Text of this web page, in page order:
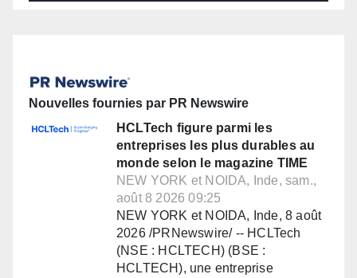
Nouvelles fournies par PR Newswire
HCLTech figure parmi les
entreprises les plus durables au
monde selon le magazine TIME
NEW YORK et NOIDA, Inde, sam.,
août 8 2026 09:25
NEW YORK et NOIDA, Inde, 8 août
2026 /PRNewswire/ -- HCLTech
(NSE : HCLTECH) (BSE :
HCLTECH), une entreprise